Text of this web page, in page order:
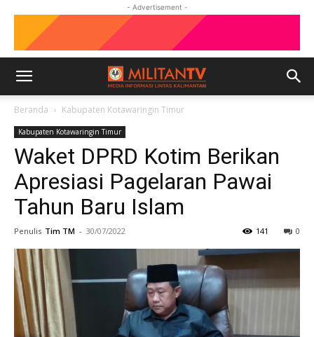
- Advertisement -
Beranda Kabupaten Kotawaringin Timur
Kabupaten Kotawaringin Timur
Waket DPRD Kotim Berikan
Apresiasi Pagelaran Pawai
Tahun Baru Islam
Penulis Tim TM - 30/07/2022 0
141